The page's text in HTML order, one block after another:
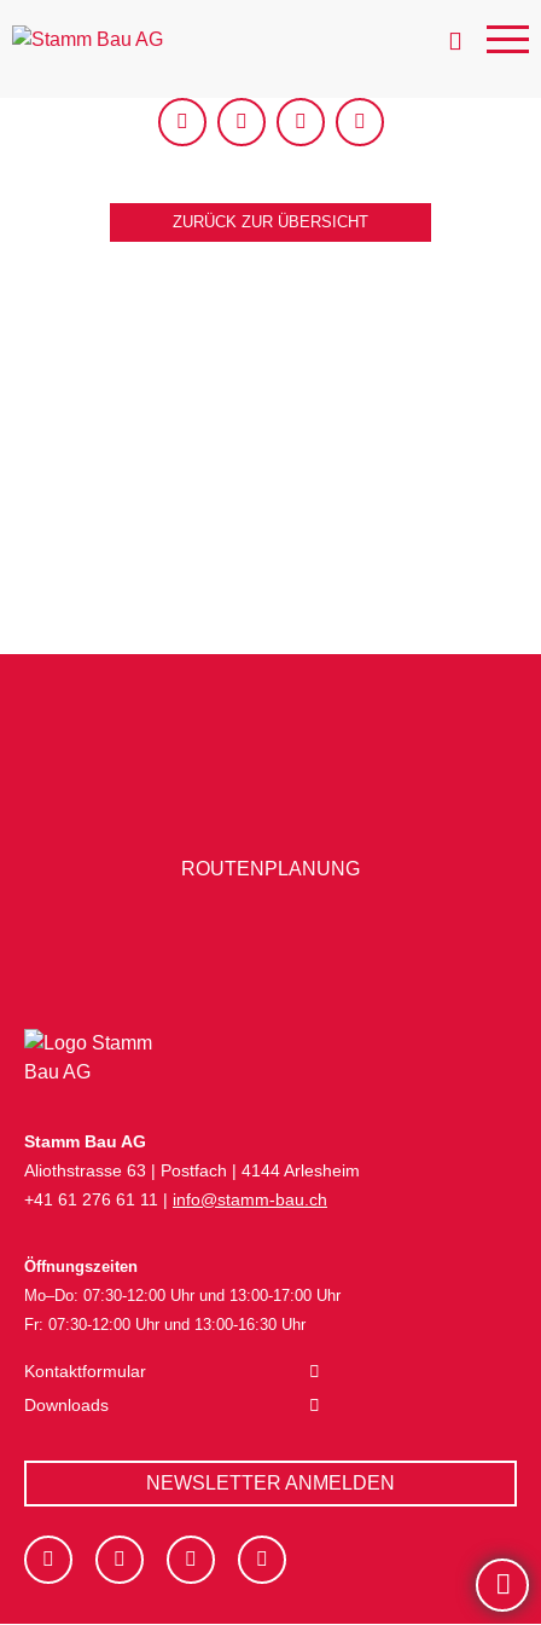
ZURÜCK ZUR ÜBERSICHT
Stamm Bau AG
Aliothstrasse 63 | Postfach | 4144 Arlesheim
+41 61 276 61 11 | info@stamm-bau.ch
Öffnungszeiten
Mo–Do: 07:30-12:00 Uhr und 13:00-17:00 Uhr
Fr: 07:30-12:00 Uhr und 13:00-16:30 Uhr
Kontaktformular
Downloads
NEWSLETTER ANMELDEN
ROUTENPLANUNG